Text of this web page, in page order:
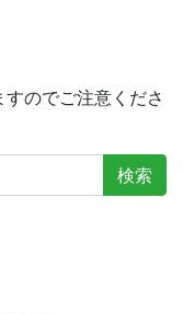
のでご注意くださ